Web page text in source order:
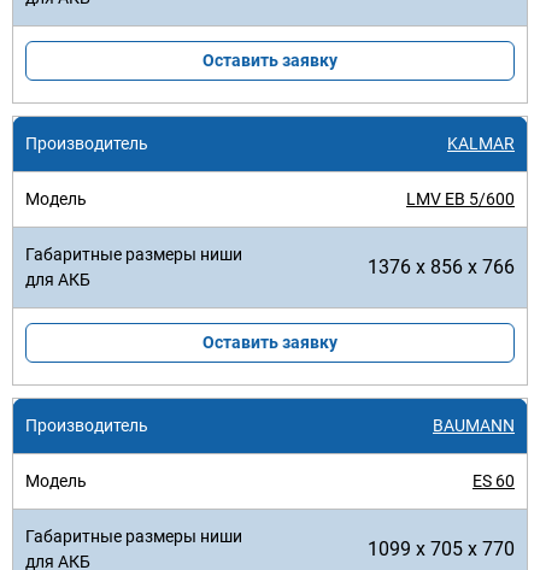
Оставить заявку
KALMAR
LMV EB 5/600
1376 x 856 x 766
Оставить заявку
BAUMANN
ES 60
1099 x 705 x 770